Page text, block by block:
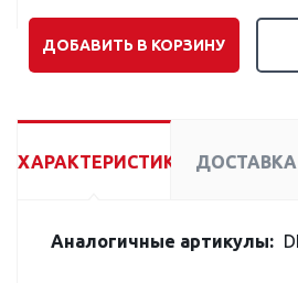
ДОБАВИТЬ В КОРЗИНУ
ХАРАКТЕРИСТИКИ ДОСТАВКА
Аналогичные артикулы: